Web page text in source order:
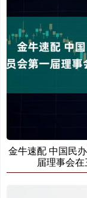
金牛速配 中国民
届理事会